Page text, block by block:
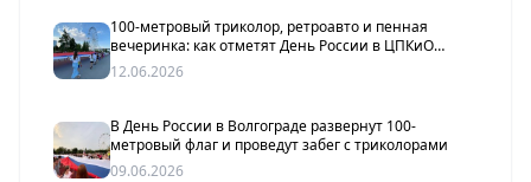
100-метровый триколор, ретроавто и пенная
вечеринка: как отметят День России в ЦПКиО
Волгограда
12.06.2026
В День России в Волгограде развернут 100-
метровый флаг и проведут забег с триколорами
09.06.2026